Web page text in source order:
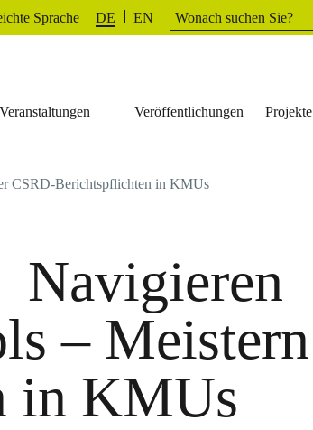
Suchen
nach:
DE EN
Sprache
Veranstaltungen Veröffentlichungen Projekte
CSRD-Berichtspflichten in KMUs
Navigieren
– Meistern
in KMUs